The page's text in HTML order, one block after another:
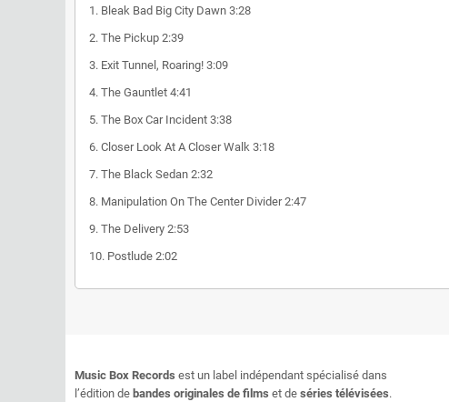
1. Bleak Bad Big City Dawn 3:28
2. The Pickup 2:39
3. Exit Tunnel, Roaring! 3:09
4. The Gauntlet 4:41
5. The Box Car Incident 3:38
6. Closer Look At A Closer Walk 3:18
7. The Black Sedan 2:32
8. Manipulation On The Center Divider 2:47
9. The Delivery 2:53
10. Postlude 2:02
Music Box Records est un label indépendant spécialisé dans
l’édition de bandes originales de films et de séries télévisées.